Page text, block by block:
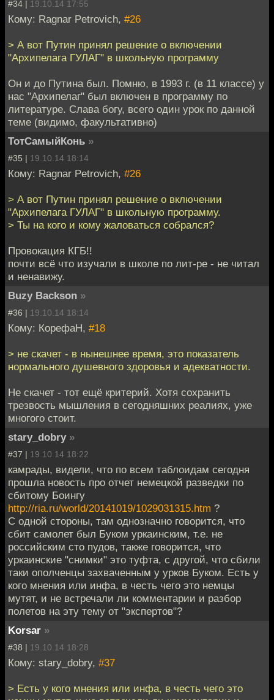
#34 | 19.10.14 17:55
Кому: Ragnar Petrovich, #26
> А вот Путин принял решение о включении
"Архипелага ГУЛАГ" в школьную программу
Он и до Путина был. Помню, в 1993 г. (в 11 классе) у
нас "Архипелаг" был включен в программу по
литературе. Слава богу, всего один урок по данной
теме (видимо, факультативно)
ТотСамыйКонь »
#35 | 19.10.14 18:14
Кому: Ragnar Petrovich, #26
> А вот Путин принял решение о включении
"Архипелага ГУЛАГ" в школьную программу.
> Ты на кого и кому жаловаться собрался?
Провокация КГБ!!
почти всё что изучали в школе по лит-ре - не читал
и ненавижу.
Buzy Backson »
#36 | 19.10.14 18:14
Кому: КорефаН, #18
> не скачет - в нынешнее время, это показатель
нормального душевного здоровья и адекватности.
Не скачет - тот ещё критерий. Хотя сохранить
трезвость мышления в сегодняшних реалиях, уже
многого стоит.
stary_dobry »
#37 | 19.10.14 18:22
камрады, видели, что по всем таблоидам сегодня
прошла новость про отчет немецкой разведки по
сбитому Боингу
http://ria.ru/world/20141019/1029031315.htm ?
С одной стороны, там однозначно говорится, что
сбит самолет был Буком уркаинским, т.е. не
российским сто пудов, также говорится, что
уркаинские "снимки" это туфта, с другой, что сбили
таки ополченцы захваченным у урков Буком. Есть у
кого мнения или инфа, в честь чего это немцы
мутят, и не встречали ли комментарии и разбор
полетов на эту тему от "экспертов"?
Korsar »
#38 | 19.10.14 18:28
Кому: stary_dobry, #37
> Есть у кого мнения или инфа, в честь чего это